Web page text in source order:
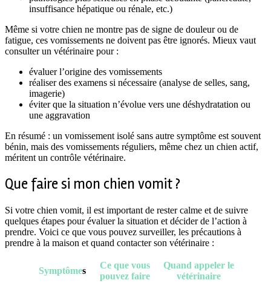
insuffisance hépatique ou rénale, etc.)
Même si votre chien ne montre pas de signe de douleur ou de
fatigue, ces vomissements ne doivent pas être ignorés. Mieux vaut
consulter un vétérinaire pour :
évaluer l’origine des vomissements
réaliser des examens si nécessaire (analyse de selles, sang,
imagerie)
éviter que la situation n’évolue vers une déshydratation ou
une aggravation
En résumé : un vomissement isolé sans autre symptôme est souvent
bénin, mais des vomissements réguliers, même chez un chien actif,
méritent un contrôle vétérinaire.
Que faire si mon chien vomit ?
Si votre chien vomit, il est important de rester calme et de suivre
quelques étapes pour évaluer la situation et décider de l’action à
prendre. Voici ce que vous pouvez surveiller, les précautions à
prendre à la maison et quand contacter son vétérinaire :
Symptômes
Ce que vous
pouvez faire
Quand appeler le
vétérinaire